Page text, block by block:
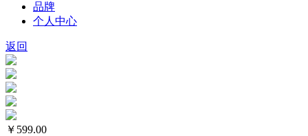
品牌
个人中心
返回
￥599.00